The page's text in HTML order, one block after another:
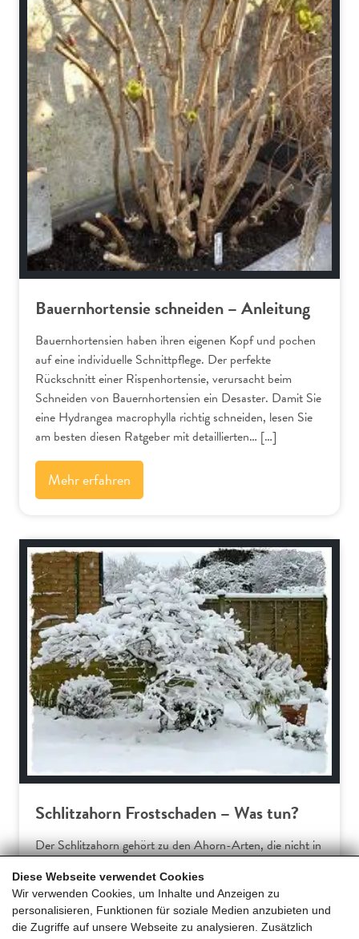
Diese Webseite verwendet Cookies
Wir verwenden Cookies, um Inhalte und Anzeigen zu
personalisieren, Funktionen für soziale Medien anzubieten und
die Zugriffe auf unsere Webseite zu analysieren. Zusätzlich
Bauernhortensie schneiden – Anleitung
Bauernhortensien haben ihren eigenen Kopf und pochen
auf eine individuelle Schnittpflege. Der perfekte
Rückschnitt einer Rispenhortensie, verursacht beim
Schneiden von Bauernhortensien ein Desaster. Damit Sie
eine Hydrangea macrophylla richtig schneiden, lesen Sie
am besten diesen Ratgeber mit detaillierten… […]
Mehr erfahren
Bäume und Sträucher
Schlitzahorn Frostschaden – Was tun?
Der Schlitzahorn gehört zu den Ahorn-Arten, die nicht in
Hausgärtner am Acer palmatum dissectum häufiger über
Frostschäden klagen. Dieser Ratgeber erklärt die
typischen Symptome und gibt praxiserprobte Tipps für